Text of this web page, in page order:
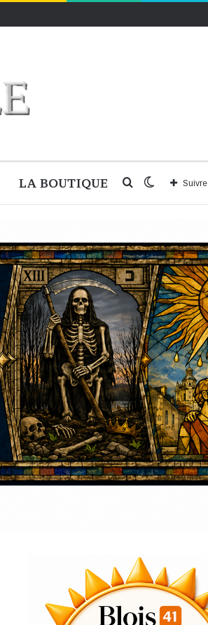
LA BOUTIQUE Suivre
Switch
Rechercher